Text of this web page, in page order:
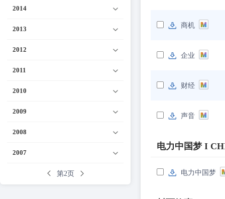
2014
2013
2012
2011
2010
2009
2008
2007
第2页
商机
企业
财经
声音
电力中国梦 I
电力中国梦